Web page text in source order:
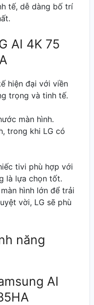
tế, dễ dàng bố trí
AI 4K 75
hiện đại với viền
trọng và tinh tế.
màn hình.
trong khi LG có
tivi phù hợp với
là lựa chọn tốt.
hình lớn để trải
vời, LG sẽ phù
năng
AI